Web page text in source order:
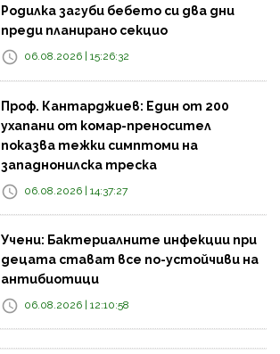
Родилка загуби бебето си два дни
преди планирано секцио
06.08.2026 | 15:26:32
Проф. Кантарджиев: Един от 200
ухапани от комар-преносител
показва тежки симптоми на
западнонилска треска
06.08.2026 | 14:37:27
Учени: Бактериалните инфекции при
децата стават все по-устойчиви на
антибиотици
06.08.2026 | 12:10:58